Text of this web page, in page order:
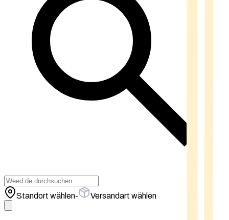
Standort wählen- Versandart wählen